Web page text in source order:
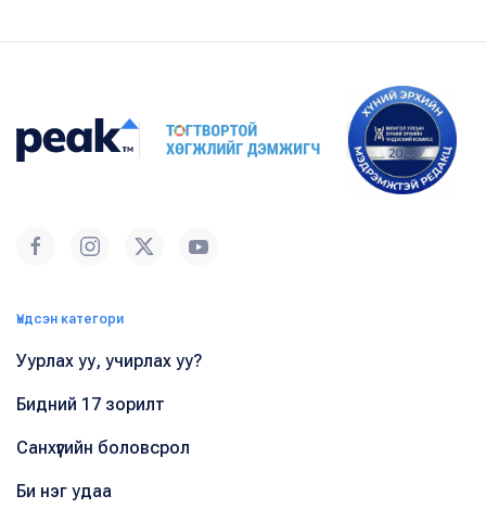
Үндсэн категори
Уурлах уу, учирлах уу?
Бидний 17 зорилт
Санхүүгийн боловсрол
Би нэг удаа